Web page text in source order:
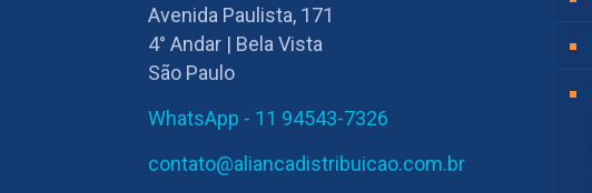
Avenida Paulista, 171
4° Andar | Bela Vista
São Paulo
WhatsApp - 11 94543-7326
contato@aliancadistribuicao.com.br